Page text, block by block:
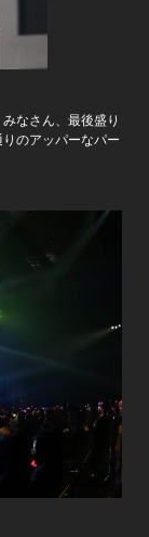
なさん、最後盛り
のアッパーなパー